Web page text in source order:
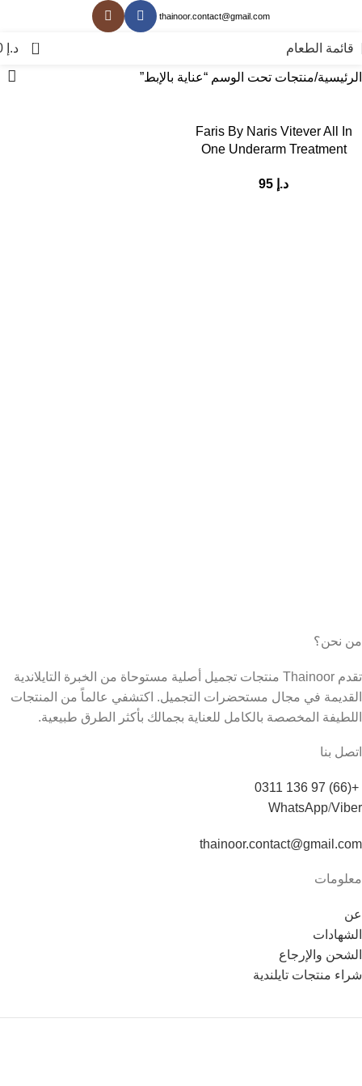
thainoor.contact@gmail.com
قائمة الطعام 0 د.إ
الرئيسية منتجات تحت الوسم “عناية بالإبط”
Faris By Naris Vitever All In
One Underarm Treatment
د.إ
من نحن؟
تقدم Thainoor منتجات تجميل أصلية مستوحاة من الخبرة التايلاندية
القديمة في مجال مستحضرات التجميل. اكتشفي عالماً من المنتجات
اللطيفة المخصصة بالكامل للعناية بجمالك بأكثر الطرق طبيعية.
اتصل بنا
+(66) 97 136 0311
WhatsApp/Viber
thainoor.contact@gmail.com
معلومات
عن
الشهادات
الشحن والإرجاع
شراء منتجات تايلندية